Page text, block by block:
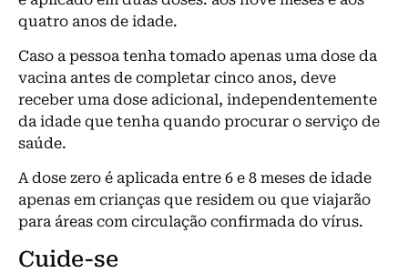
quatro anos de idade.
Caso a pessoa tenha tomado apenas uma dose da
vacina antes de completar cinco anos, deve
receber uma dose adicional, independentemente
da idade que tenha quando procurar o serviço de
saúde.
A dose zero é aplicada entre 6 e 8 meses de idade
apenas em crianças que residem ou que viajarão
para áreas com circulação confirmada do vírus.
Cuide-se